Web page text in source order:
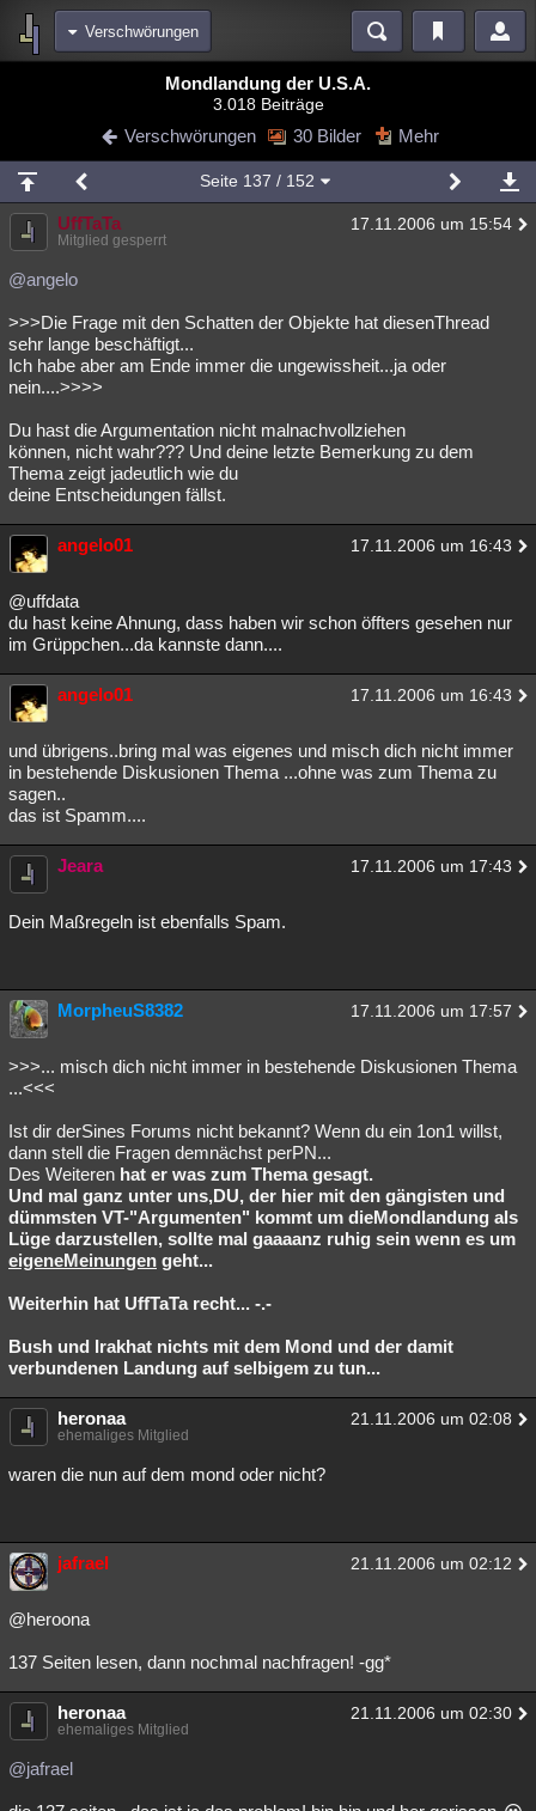
Verschwörungen
Blogs Videos
Chat Wiki Neuigkeiten
meine Rubriken
Menschen Mystery Kriminalfälle
Spiritualität
Natur Umfragen Unterhaltung
weitere Rubriken
Philosophie
Astronomie Helpdesk Gruppen Gaming Filme
Musik Clash Verbesserungen
Übersichten
Besucht
Lesenswert
Mondlandung der U.S.A.
3.018 Beiträge
Verschwörungen 30 Bilder Mehr
Seite 137 / 152
UffTaTa 17.11.2006 um 15:54
Mitglied gesperrt
@angelo
>>>Die Frage mit den Schatten der Objekte hat diesenThread
sehr lange beschäftigt...
Ich habe aber am Ende immer die ungewissheit...ja oder
nein....>>>>
Du hast die Argumentation nicht malnachvollziehen
können, nicht wahr??? Und deine letzte Bemerkung zu dem
Thema zeigt jadeutlich wie du
deine Entscheidungen fällst.
angelo01 17.11.2006 um 16:43
@uffdata
du hast keine Ahnung, dass haben wir schon öffters gesehen nur
im Grüppchen...da kannste dann....
angelo01 17.11.2006 um 16:43
und übrigens..bring mal was eigenes und misch dich nicht immer
in bestehende Diskusionen Thema ...ohne was zum Thema zu
sagen..
das ist Spamm....
Jeara 17.11.2006 um 17:43
Dein Maßregeln ist ebenfalls Spam.
MorpheuS8382 17.11.2006 um 17:57
>>>... misch dich nicht immer in bestehende Diskusionen Thema
...<<<
Ist dir derSines Forums nicht bekannt? Wenn du ein 1on1 willst,
dann stell die Fragen demnächst perPN...
Des Weiteren hat er was zum Thema gesagt.
Und mal ganz unter uns,DU, der hier mit den gängisten und
dümmsten VT-"Argumenten" kommt um dieMondlandung als
Lüge darzustellen, sollte mal gaaaanz ruhig sein wenn es um
eigeneMeinungen geht...
Weiterhin hat UffTaTa recht... -.-
Bush und Irakhat nichts mit dem Mond und der damit
verbundenen Landung auf selbigem zu tun...
heronaa 21.11.2006 um 02:08
ehemaliges Mitglied
waren die nun auf dem mond oder nicht?
jafrael 21.11.2006 um 02:12
@heroona
137 Seiten lesen, dann nochmal nachfragen! -gg*
heronaa 21.11.2006 um 02:30
ehemaliges Mitglied
@jafrael